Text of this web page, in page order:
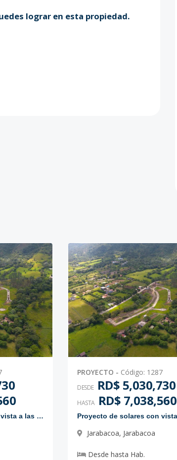
lograr en esta propiedad.
Proyecto de solares con vista a las montañas
PROYECTO - Código: 1287
DESDE RD$ 5,030,730
HASTA RD$ 7,038,560
Jarabacoa, Jarabacoa
Desde hasta Hab.